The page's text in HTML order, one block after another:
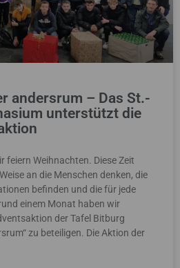
andersrum – Das St.-
unterstützt die
feiern Weihnachten. Diese Zeit
an die Menschen denken, die
befinden und die für jede
einem Monat haben wir
der Tafel Bitburg
zu beteiligen. Die Aktion der